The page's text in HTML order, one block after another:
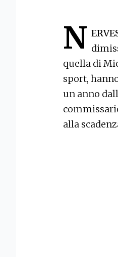
N
quella di
sport,
un anno
alla